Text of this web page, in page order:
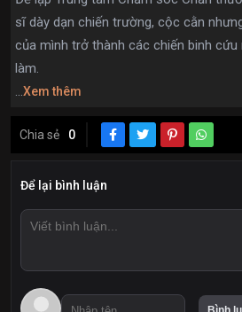
sĩ dày dạn chiến trường, cộc cằn
của mình trở thành các chiến binh
làm.
...Xem thêm
Chia sẻ 0
Để lại bình luận